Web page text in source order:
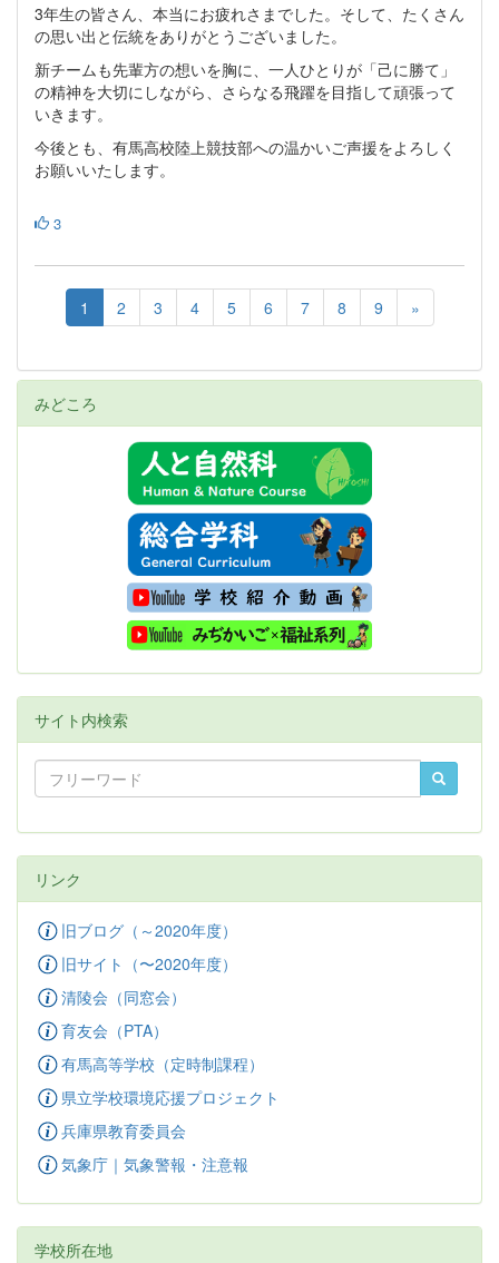
3年生の皆さん、本当にお疲れさまでした。そして、たくさん
の思い出と伝統をありがとうございました。
新チームも先輩方の想いを胸に、一人ひとりが「己に勝て」
の精神を大切にしながら、さらなる飛躍を目指して頑張って
いきます。
今後とも、有馬高校陸上競技部への温かいご声援をよろしく
お願いいたします。
3
1 2 3 4 5 6 7 8 9 »
みどころ
サイト内検索
リンク
旧ブログ（～2020年度）
旧サイト（〜2020年度）
清陵会（同窓会）
育友会（PTA）
有馬高等学校（定時制課程）
県立学校環境応援プロジェクト
兵庫県教育委員会
気象庁｜気象警報・注意報
学校所在地